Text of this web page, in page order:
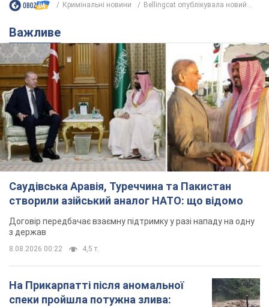
Кримінальні новини Bellingcat опублікувала новий...
Важливе
Саудівська Аравія, Туреччина та Пакистан
створили азійський аналог НАТО: що відомо
Договір передбачає взаємну підтримку у разі нападу на одну
з держав
8.08.2026 00:22 4,5 т.
На Прикарпатті після аномальної
спеки пройшла потужна злива: